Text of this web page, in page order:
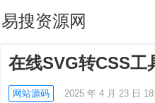
易搜资源网
在线SVG转CSS工
网站源码 2025 年 4 月 23 日